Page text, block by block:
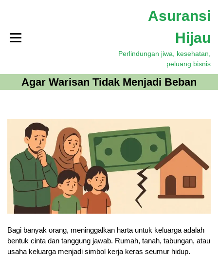
n
Asuransi
Hijau
Perlindungan jiwa, kesehatan,
peluang bisnis
Agar Warisan Tidak Menjadi Beban
Bagi banyak orang, meninggalkan harta untuk keluarga adalah
bentuk cinta dan tanggung jawab. Rumah, tanah, tabungan, atau
usaha keluarga menjadi simbol kerja keras seumur hidup.